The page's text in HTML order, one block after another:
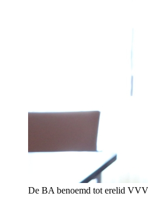
De BA benoemd tot erelid